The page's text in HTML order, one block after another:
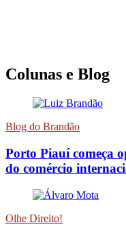
Colunas e Blog
Blog do Brandão
Porto Piauí começa
do comércio
Olhe Direito!